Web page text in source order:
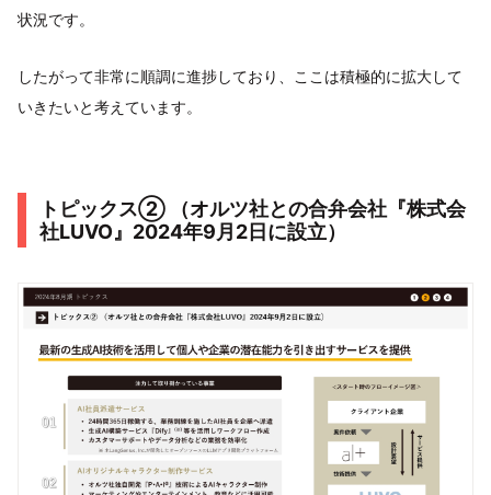
状況です。
したがって非常に順調に進捗しており、ここは積極的に拡大して
いきたいと考えています。
トピックス② （オルツ社との合弁会社『株式会
社LUVO』2024年9月2日に設立）